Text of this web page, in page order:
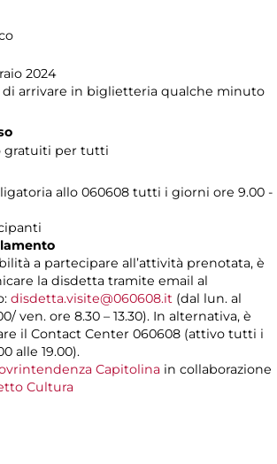
2024
di arrivare in biglietteria qualche minuto
gratuiti per tutti
allo 060608 tutti i giorni ore 9.00 -
a partecipare all’attività prenotata, è
la disdetta tramite email al
disdetta.visite@060608.it (dal lun. al
ven. ore 8.30 – 13.30). In alternativa, è
il Contact Center 060608 (attivo tutti i
alle 19.00).
Capitolina in collaborazione
Cultura